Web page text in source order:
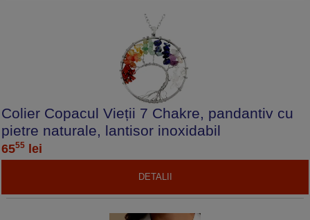
Colier Copacul Vieții 7 Chakre, pandantiv cu
pietre naturale, lantisor inoxidabil
6555 lei
DETALII